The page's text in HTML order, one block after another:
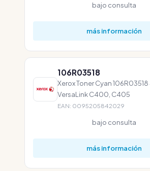
bajo consulta
más información
106R03518
Xerox Toner Cyan 106R03518
VersaLink C400, C405
EAN: 0095205842029
bajo consulta
más información